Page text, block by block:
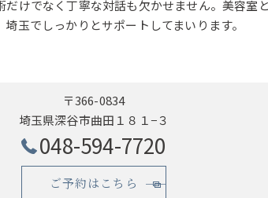
けでなく丁寧な対話も欠かせません。美容室
玉でしっかりとサポートしてまいります。
〒366-0834
埼玉県深谷市曲田１８１−３
048-594-7720
ご予約はこちら